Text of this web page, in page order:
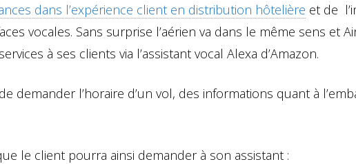
dans l’expérience client en distribution hôtelière et de
vocales. Sans surprise l’aérien va dans le même sens et
à ses clients via l’assistant vocal Alexa d’Amazon.
demander l’horaire d’un vol, des informations quant à
le client pourra ainsi demander à son assistant :